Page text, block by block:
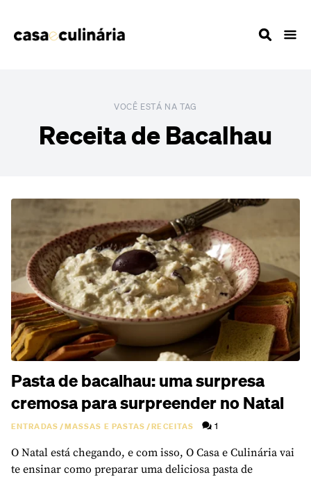
VOCÊ ESTÁ NA TAG
Receita de Bacalhau
Pasta de bacalhau: uma surpresa
cremosa para surpreender no Natal
ENTRADAS/MASSAS E PASTAS/RECEITAS 1
O Natal está chegando, e com isso, O Casa e Culinária vai
te ensinar como preparar uma deliciosa pasta de